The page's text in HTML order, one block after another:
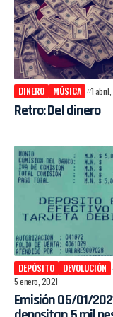
DINERO MÚSICA 1
Retro: Del dinero
DEPÓSITO
DEVOLUCIÓN
5 enero, 2021
Emisión 05/01/